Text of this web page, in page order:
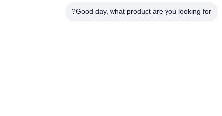
GT-3SS المرافق المتنقلة للمراحيض للفخامة
Good day, what product are you looking for?